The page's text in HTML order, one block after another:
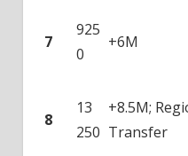
7
925
0
+6M
8
13
250
+8.5M;
Transfer